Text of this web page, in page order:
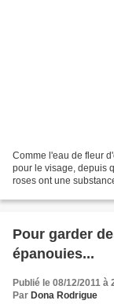
Comme l'eau de fleur
pour le visage, depuis
roses ont une
Pour garder
épanouies...
Publié le 08/12/2011 à
Par Dona Rodrigue